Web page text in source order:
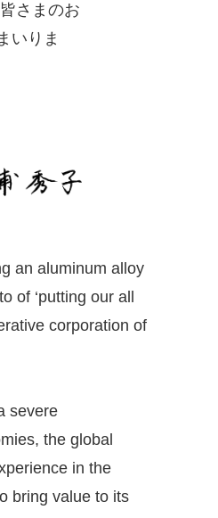
さまのお
いりま
an aluminum alloy
of ‘putting our all
corporation of
severe
the global
in the
bring value to its